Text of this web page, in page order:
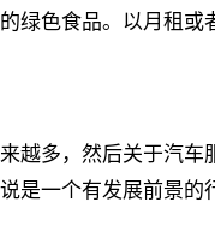
绿色食品。以月租或
越多，然后关于汽车
是一个有发展前景的